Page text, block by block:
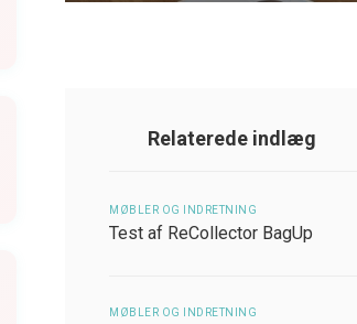
Relaterede indlæg
MØBLER OG INDRETNING
Test af ReCollector BagUp
MØBLER OG INDRETNING